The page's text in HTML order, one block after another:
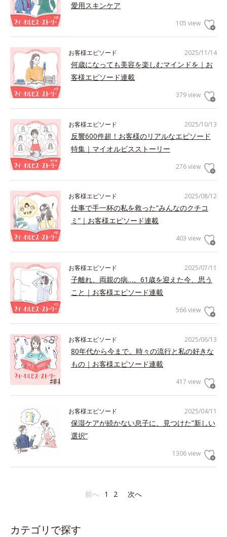
愛用スキンケア
105 view
2025/11/14
お客様エピソード
何歳になっても美容を楽しむマインドを｜お
客様エピソード連載
379 view
2025/10/13
お客様エピソード
反響600件超！お客様のリアルなエピソード
特集｜マイオルビスストーリー
276 view
2025/08/12
お客様エピソード
仕事で手一杯の私を救った“みんなのクチコ
ミ”｜お客様エピソード連載
403 view
2025/07/11
お客様エピソード
子離れ、両親の病…。61歳を迎えた今、思う
こと｜お客様エピソード連載
566 view
2025/06/13
お客様エピソード
80年代から今まで。時々の流行と私の好きな
もの｜お客様エピソード連載
417 view
2025/04/11
お客様エピソード
保湿ケアが続かない息子に、見つけた”新しい
選択”
1306 view
前へ 1 2 次へ
カテゴリで探す